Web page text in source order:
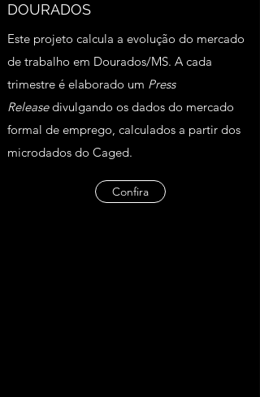
DOURADOS
Este projeto calcula a evolução do mercado
de trabalho em Dourados/MS. A cada
trimestre é elaborado um Press
Releasedivulgando os dados do mercado
formal de emprego, calculados a partir dos
microdados do Caged.
Confira